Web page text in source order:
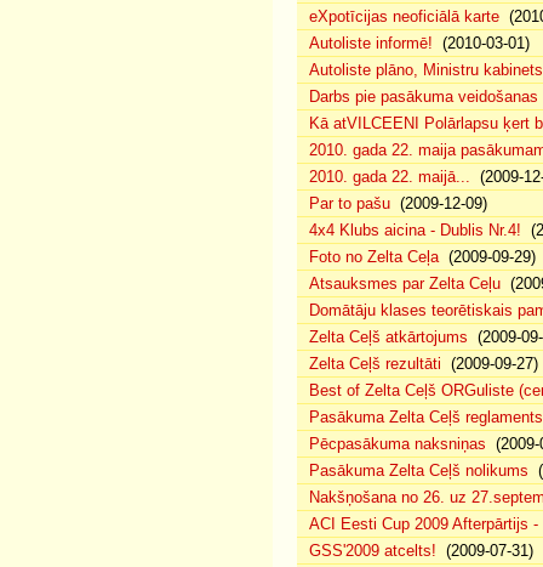
eXpotīcijas neoficiālā karte
Autoliste informē! (2010-03-01)
Autoliste plāno, Ministru
Darbs pie pasākuma
Kā atVILCEENI Polārlapsu ķert
2010. gada 22. maija
2010. gada 22. maijā... (2009-
Par to pašu (2009-12-09)
4x4 Klubs aicina - Dublis Nr.4!
Foto no Zelta Ceļa(2009-09-29)
Atsauksmes par Zelta Ceļu
Domātāju klases teorētiskais
Zelta Ceļš atkārtojums (2009-
Zelta Ceļš rezultāti (2009-09-27)
Best of Zelta Ceļš ORGuliste
Pasākuma Zelta Ceļš reglaments
Pēcpasākuma naksniņas (2009-
Pasākuma Zelta Ceļš nolikums
Nakšņošana no 26. uz
ACI Eesti Cup 2009 Afterpārtijs -
GSS'2009 atcelts! (2009-07-31)